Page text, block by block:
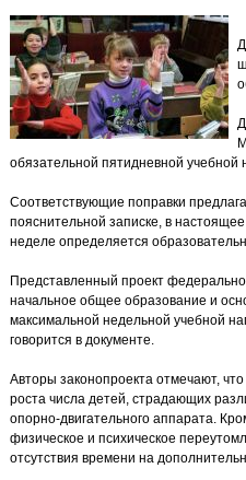
обязательной пятидневной учебной
Соответствующие поправки
пояснительной записке, в
неделе определяется
Представленный проект
начальное общее образование и
максимальной недельной учебной
говорится в документе.
Авторы законопроекта отмечают,
роста числа детей, страдающих
опорно-двигательного аппарата.
физическое и психическое
отсутствия времени на